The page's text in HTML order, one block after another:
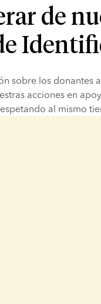
de
sobre los donantes
acciones en
al mismo